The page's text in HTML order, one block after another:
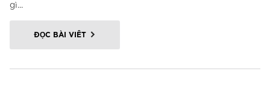
gì...
ĐỌC BÀI VIẾT